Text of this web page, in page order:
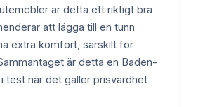
är detta ett riktigt bra
att lägga till en tunn
extra komfort, särskilt för
är detta en Baden-
test när det gäller prisvärdhet